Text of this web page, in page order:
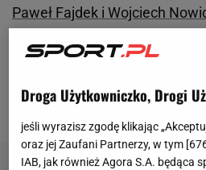
Paweł Fajdek i Wojciech
w Eugene. W finale rzutu
zdanie na swój temat.
Droga Użytkowniczko, Drogi
jeśli wyrazisz zgodę klikając
oraz jej Zaufani Partnerzy, w tym [
IAB, jak również Agora S.A. będąca